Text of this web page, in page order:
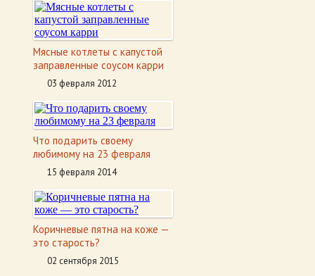
Мясные котлеты с капустой
заправленные соусом карри
03 февраля 2012
Что подарить своему
любимому на 23 февраля
15 февраля 2014
Коричневые пятна на коже —
это старость?
02 сентября 2015